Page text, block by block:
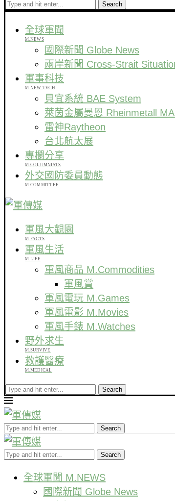
Search
全球軍聞
M.NEWS
國際新聞 Globe News
兩岸新聞 Cross-Strait
軍事科技
M.NEW TECH
貝宜系統 BAE System
萊茵金屬曼恩 Rheinmetall
雷神Raytheon
台北航太展
專欄分享
M.COLUMNISTS
外交國防委員動態
M COMMITTEE
軍風大觀園
M.FACTS
軍風生活
M.LIFE
軍風商品 M.Commodities
軍風賞
軍風電玩 M.Games
軍風電影 M.Movies
軍風手錶 M.Watches
野外求生
M.SURVIVE
救護醫療
M.MEDICAL
Search
Search
Search
全球軍聞 M.NEWS
國際新聞 Globe News